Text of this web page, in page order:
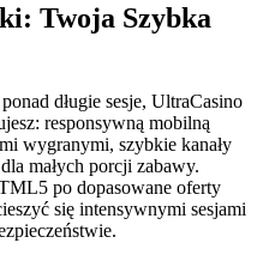
Twoja Szybka
długie sesje, UltraCasino
responsywną mobilną
wygranymi, szybkie kanały
małych porcji zabawy.
po dopasowane oferty
się intensywnymi sesjami